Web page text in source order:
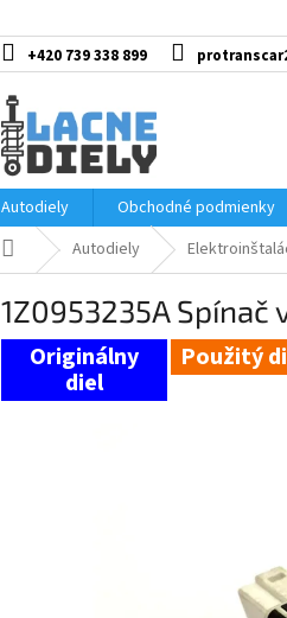
+420 739 338 899
Autodiely
Obchodné podmienky
DomovAutodiely
1Z0953235A Spínač
Použitý